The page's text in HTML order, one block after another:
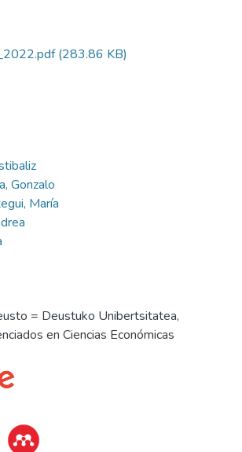
(283.86 KB)
Gonzalo
María
= Deustuko Unibertsitatea,
en Ciencias Económicas